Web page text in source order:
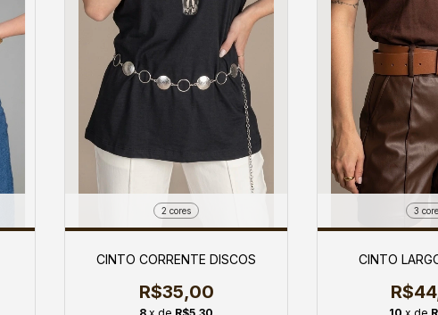
2 cores
CINTO CORRENTE DISCOS
R$35,00
3
CINTO